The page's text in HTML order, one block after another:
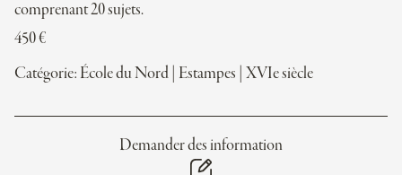
comprenant 20 sujets.
450€
Catégorie: École du Nord Estampes XVIe siècle
Demander des information